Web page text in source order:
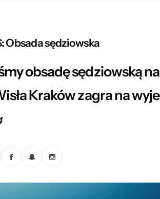
Obsada sędziowska
obsadę sędziowską
Kraków zagra na